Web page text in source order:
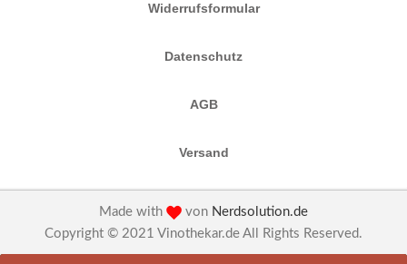
Widerrufsformular
Datenschutz
AGB
Versand
Made with von Nerdsolution.de
Copyright © 2021 Vinothekar.de All Rights Reserved.